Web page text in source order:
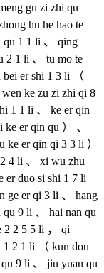
gu zi zhi qu
hu he hao te
qu 1 1 li 、 qing
2 1 li 、 tu mo te
er shi 1 3 li （
ke zu zi zhi qi 8
1 1 li 、 ke er qin
er qin qu ） 、
ke er qin qi 3 3 li ）
4 li 、 xi wu zhu
er duo si shi 1 7 li
ge er qi 3 li 、 hang
9 li 、 hai nan qu
2 2 5 5 li ， qi
1 2 1 li （ kun dou
9 li 、 jiu yuan qu